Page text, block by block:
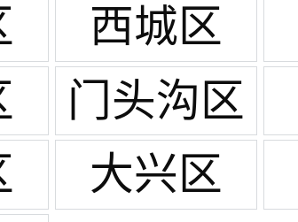
西城区
门头沟区
大兴区